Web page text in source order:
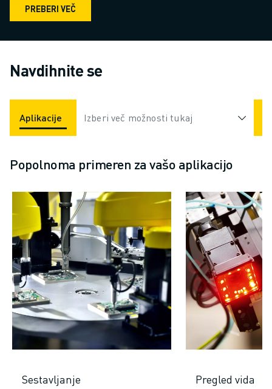
PREBERI VEČ
Navdihnite se
Aplikacije Industrije
Izberi več možnosti tukaj
Popolnoma primeren za vašo aplikacijo
Sestavljanje Pregled vida